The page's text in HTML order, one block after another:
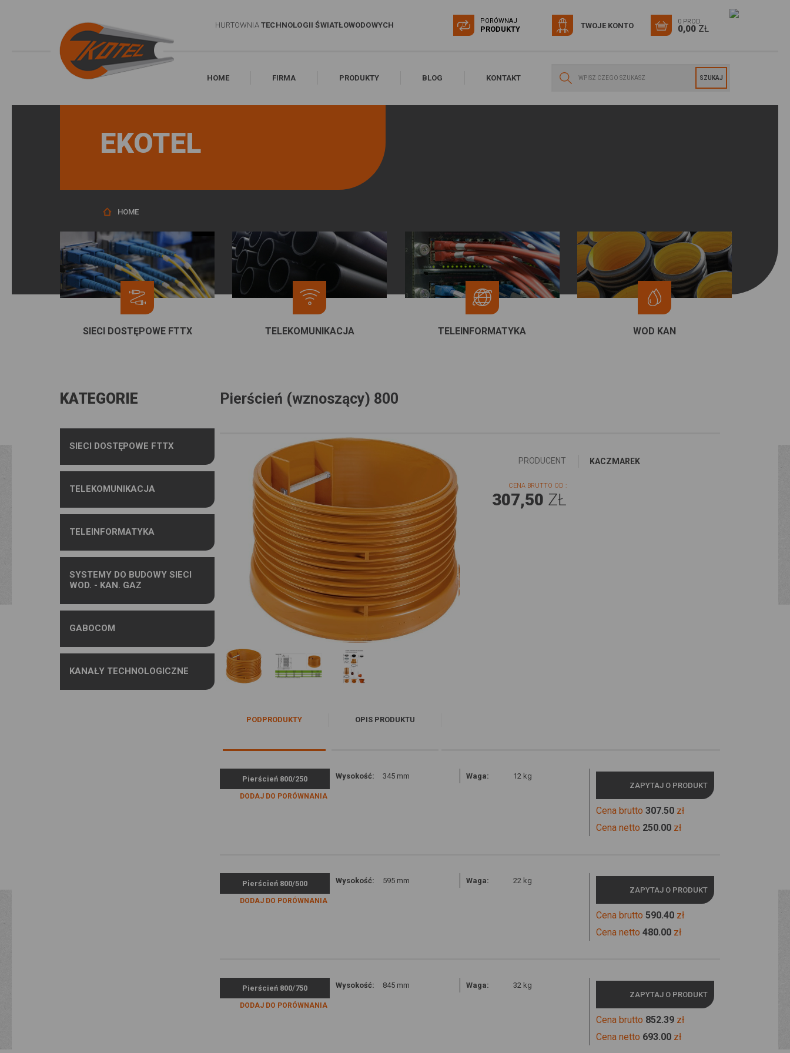
HURTOWNIA TECHNOLOGII ŚWIATŁOWODOWYCH 0
PORÓWNAJ
PRODUKTY TWOJE KONTO 0 PROD.
0,00ZŁ
HOME FIRMA PRODUKTY BLOG KONTAKT
EKOTEL
HOME
SIECI DOSTĘPOWE FTTX TELEKOMUNIKACJA TELEINFORMATYKA WOD KAN
KATEGORIE
SIECI DOSTĘPOWE FTTX
TELEKOMUNIKACJA
TELEINFORMATYKA
SYSTEMY DO BUDOWY SIECI
WOD. - KAN. GAZ
GABOCOM
KANAŁY TECHNOLOGICZNE
Pierścień (wznoszący) 800
PRODUCENT KACZMAREK
CENA BRUTTO OD :
307,50 ZŁ
PODPRODUKTY OPIS PRODUKTU
Pierścień 800/250
DODAJ DO PORÓWNANIA
Wysokość: 345 mm Waga:
12 kg
ZAPYTAJ O PRODUKT
Cena brutto307.50 zł
Cena netto 250.00 zł
Pierścień 800/500
DODAJ DO PORÓWNANIA
Wysokość: 595 mm Waga:
22 kg
ZAPYTAJ O PRODUKT
Cena brutto590.40 zł
Cena netto480.00 zł
Pierścień 800/750
DODAJ DO PORÓWNANIA
Wysokość: 845 mm Waga:
32 kg
ZAPYTAJ O PRODUKT
Cena brutto 852.39 zł
Cena netto 693.00 zł